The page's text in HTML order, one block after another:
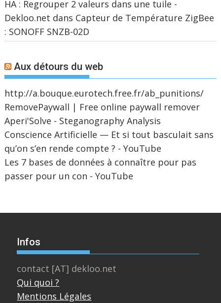
HA : Regrouper 2 valeurs dans une tuile -
Dekloo.net dans Capteur de Température ZigBee
: SONOFF SNZB-02D
Aux détours du web
http://a.bouque.eurotech.free.fr/ab_punitions/
RemovePaywall | Free online paywall remover
Aperi'Solve - Steganography Analysis
Conscience Artificielle — Et si tout basculait sans
qu’on s’en rende compte ? - YouTube
Les 7 bases de données à connaître pour pas
passer pour un con - YouTube
Infos
contact [AT] dekloo.net
Qui quoi ?
Mentions Légales